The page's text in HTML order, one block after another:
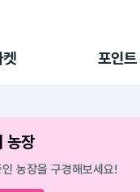
켓 포인트
출석 룰렛
후원
농장
농장을 구경해보세요!